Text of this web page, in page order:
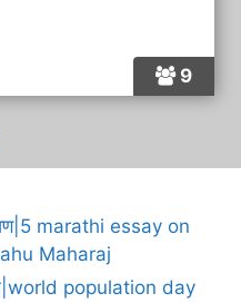
9
marathi essay on
Maharaj
population day